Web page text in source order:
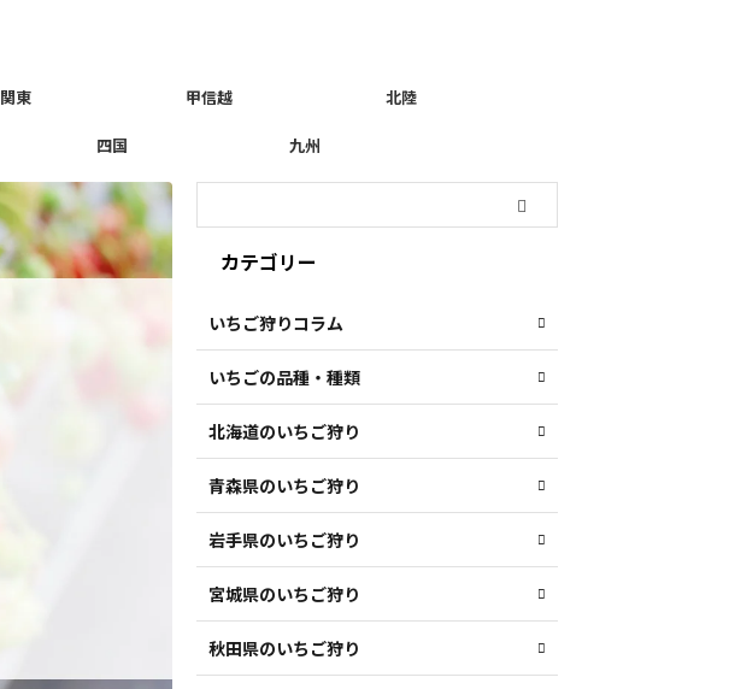
関東 甲信越 北陸
四国 九州
カテゴリー
いちご狩りコラム
いちごの品種・種類
北海道のいちご狩り
青森県のいちご狩り
岩手県のいちご狩り
宮城県のいちご狩り
秋田県のいちご狩り